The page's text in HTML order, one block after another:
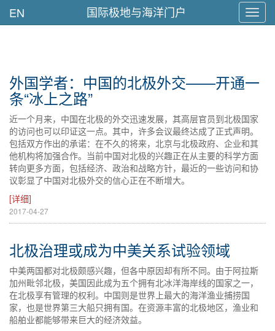
EN 国际极地与海洋门户
外国学者：中国的北极外交——开通一
条“冰上之路”
近一个月来，中国在北极的外交迅速发展，其高层官员到北极国家
的访问也可以印证这一点。其中，许多会议最终达成了正式声明。
包括双方作出的承诺：在不久的将来，北京与北极政府、企业和其
他机构将加强合作。当前中国对北极的兴趣正在从主要的科学方面
转向更多方面，包括经济、政治和战略方针，最近的一些访问和协
议彰显了中国对北极外交的信心正在不断增大。
[详细]
2017-04-27
北极治理或成为中美关系试验领域
中美两国都对北极颇感兴趣，但各中原因却有所不同。由于阿拉斯
加州毗邻北极，美国因此成为五个拥有北冰洋海岸线的国家之一，
在北极享有管理的权利。中国则是世界上最大的海洋渔业捕捞国
家，也是世界第三大船只拥有国。在资源丰富的北极地区，渔业和
船舶业都能够带来巨大的经济效益。